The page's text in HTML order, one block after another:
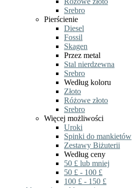
Srebro
Pierścienie
Diesel
Fossil
Skagen
Przez metal
Stal nierdzewna
Srebro
Według koloru
Złoto
Różowe złoto
Srebro
Więcej możliwości
Uroki
Spinki do mankietów
Zestawy Biżuterii
Według ceny
50 £ lub mniej
50 £ - 100 £
100 £ - 150 £